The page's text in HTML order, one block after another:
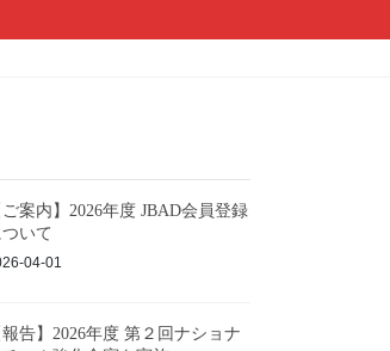
ご案内】2026年度 JBAD会員登録
いて
04-01
報告】2026年度 第２回ナショナ